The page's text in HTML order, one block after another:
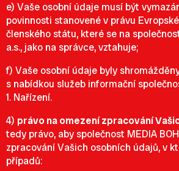
e) Vaše osobní údaje musí být
povinnosti stanovené v právu
členského státu, které se na
a.s., jako na správce, vztahuje;
f) Vaše osobní údaje byly
s nabídkou služeb informační
1. Nařízení.
4) právo na omezení zpracování
tedy právo, aby společnost MEDIA
zpracování Vašich osobních údajů, v
případů: